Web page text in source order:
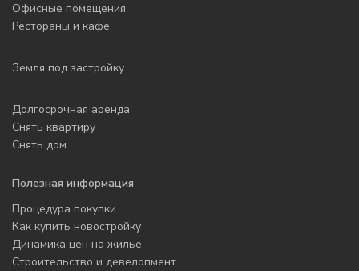
Офисные помещения
Рестораны и кафе
Земля под застройку
Долгосрочная аренда
Снять квартиру
Снять дом
Полезная информация
Процедура покупки
Как купить новостройку
Динамика цен на жилье
Строительство и девелопмент